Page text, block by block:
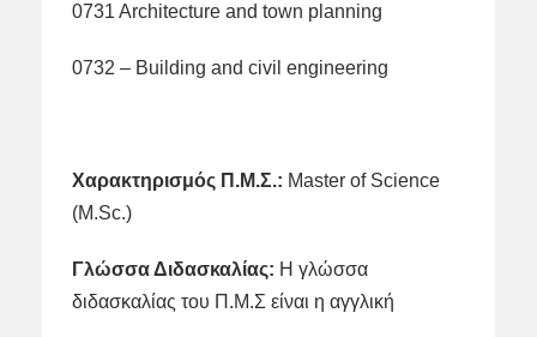
0731 Architecture and town planning
0732 – Building and civil engineering
Χαρακτηρισμός Π .Μ.Σ.: Master of Science
(M.Sc.)
Γλώσσα Διδασκαλίας: Η γλώσσα
διδασκαλίας του Π.Μ.Σ είναι η αγγλική